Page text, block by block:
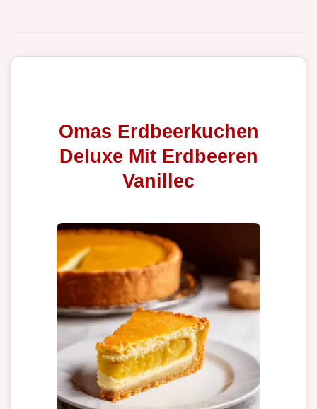
Omas Erdbeerkuchen
Deluxe Mit Erdbeeren
Vanillec